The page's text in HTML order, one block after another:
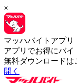
×
マッハバイトアプリ
アプリでお得にバイ
無料ダウンロードは
開く